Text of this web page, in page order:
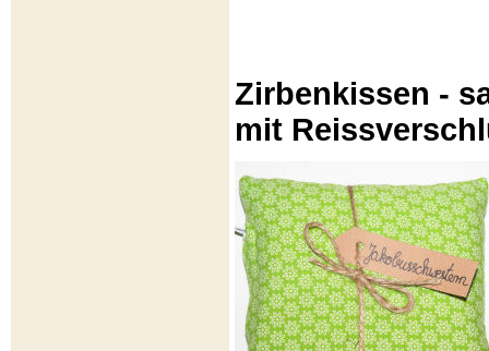
Zirbenkissen -
mit